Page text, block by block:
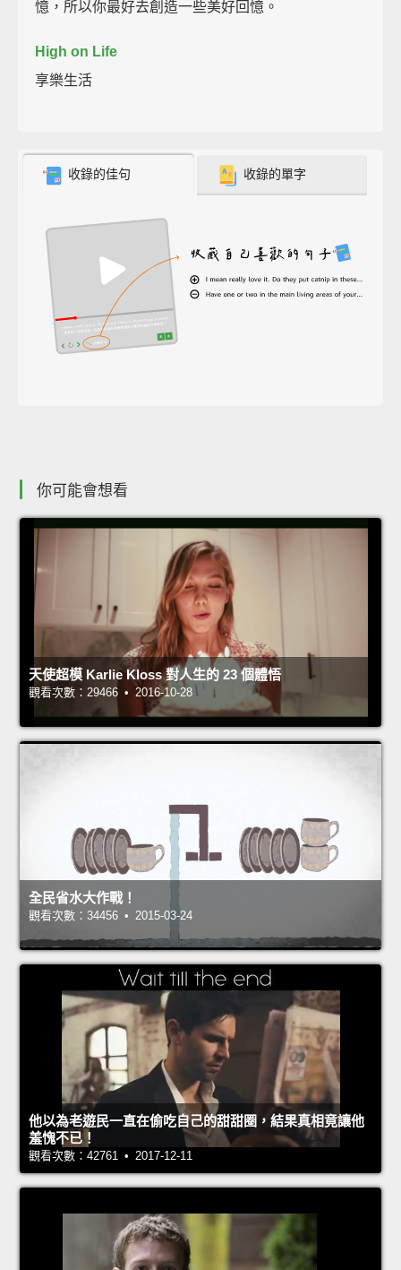
憶，所以你最好去創造一些美好回憶。
High on Life
享樂生活
收錄的佳句 收錄的單字
你可能會想看
天使超模 Karlie Kloss 對人生的 23 個體悟
觀看次數：29466 • 2016-10-28
全民省水大作戰！
觀看次數：34456 • 2015-03-24
他以為老遊民一直在偷吃自己的甜甜圈，結果真相竟讓他
羞愧不已！
觀看次數：42761 • 2017-12-11